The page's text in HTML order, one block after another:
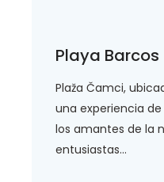
Playa Barcos
Plaža Čamci,
una experiencia
los amantes de la
entusiastas...